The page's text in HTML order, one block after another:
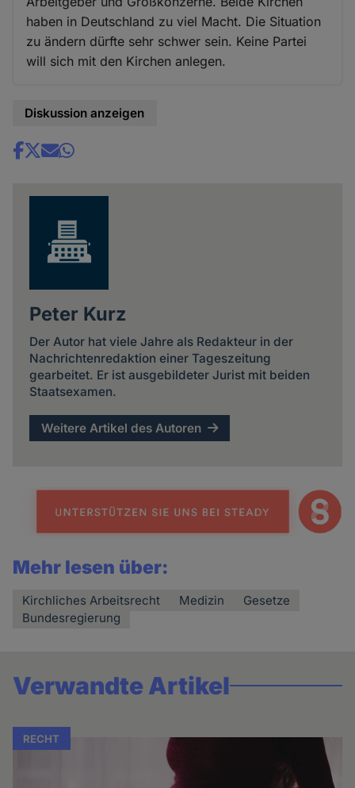
haben in Deutschland zu viel Macht. Die Situation
zu ändern dürfte sehr schwer sein. Keine Partei
will sich mit den Kirchen anlegen.
Diskussion anzeigen
Share
Peter Kurz
Der Autor hat viele Jahre als Redakteur in der
Nachrichtenredaktion einer Tageszeitung
gearbeitet. Er ist ausgebildeter Jurist mit beiden
Staatsexamen.
Weitere Artikel des Autoren
Mehr lesen über:
Kirchliches Arbeitsrecht Medizin
Gesetze
Bundesregierung
Verwandte Artikel
RECHT